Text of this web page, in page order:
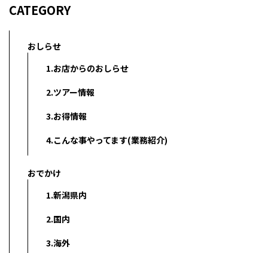
CATEGORY
おしらせ
1.お店からのおしらせ
2.ツアー情報
3.お得情報
4.こんな事やってます(業務紹介)
おでかけ
1.新潟県内
2.国内
3.海外